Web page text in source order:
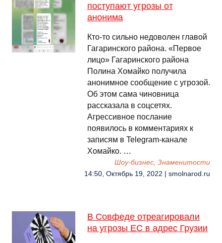
поступают угрозы от
анонима
Кто-то сильно недоволен главой
Гагаринского района. «Первое
лицо» Гагаринского района
Полина Хомайко получила
анонимное сообщение с угрозой.
Об этом сама чиновница
рассказала в соцсетях.
Агрессивное послание
появилось в комментариях к
записям в Telegram-канале
Хомайко. …
Шоу-бизнес, Знаменитости
14:50, Октябрь 19, 2022 | smolnarod.ru
В Совфеде отреагировали
на угрозы ЕС в адрес Грузии